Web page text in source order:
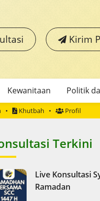
Kirim
Kewanitaan Politik
Khutbah Profil
Terkini
Live Konsultasi
Ramadan